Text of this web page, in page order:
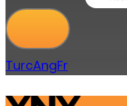
TurcAngFr